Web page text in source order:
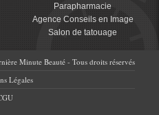
Parapharmacie
Agence Conseils en Image
Salon de tatouage
Minute Beauté - Tous droits réservés
Légales